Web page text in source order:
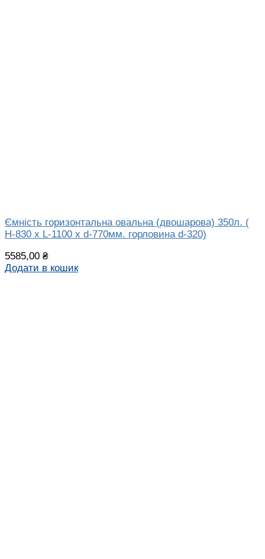
Ємність горизонтальна овальна (двошарова) 350л. (
H-830 х L-1100 х d-770мм. горловина d-320)
5585,00 ₴
Додати в кошик